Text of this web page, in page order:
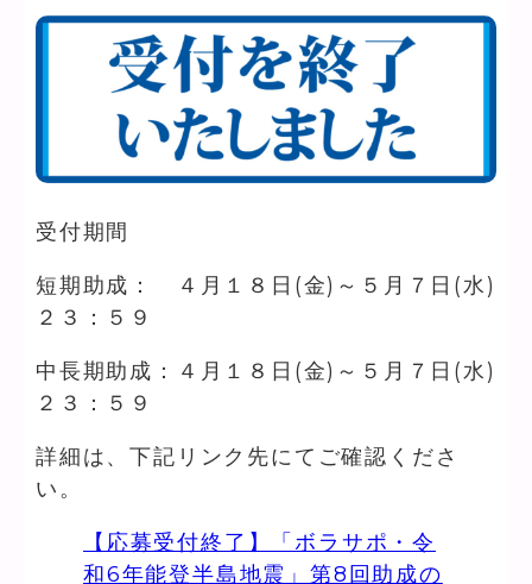
受付期間
短期助成： ４月１８日(金)～５月７日(水)
２３：５９
中長期助成：４月１８日(金)～５月７日(水)
２３：５９
詳細は、下記リンク先にてご確認くださ
い。
【応募受付終了】「ボラサポ・令
和6年能登半島地震」第8回助成の